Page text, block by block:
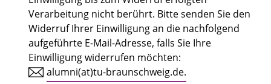
Verarbeitung nicht berührt. Bitte senden Sie den
Widerruf Ihrer Einwilligung an die nachfolgend
aufgeführte E-Mail-Adresse, falls Sie Ihre
Einwilligung widerrufen möchten:
alumni(at)tu-braunschweig.de.